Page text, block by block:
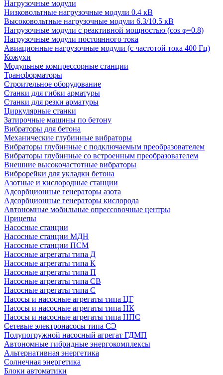
Нагрузочные модули
Низковольтные нагрузочные модули 0.4 кВ
Высоковольтные нагрузочные модули 6.3/10.5 кВ
Нагрузочные модули с реактивной мощностью (cos φ=0.8)
Нагрузочные модули постоянного тока
Авиационные нагрузочные модули (с частотой тока 400 Гц)
Кожухи
Модульные компрессорные станции
Трансформаторы
Строительное оборудование
Станки для гибки арматуры
Станки для резки арматуры
Циркулярные станки
Затирочные машины по бетону
Вибраторы для бетона
Механические глубинные вибраторы
Вибраторы глубинные с подключаемым преобразователем
Вибраторы глубинные со встроенным преобразователем
Внешние высокочастотные вибраторы
Виброрейки для укладки бетона
Азотные и кислородные станции
Адсорбционные генераторы азота
Адсорбционные генераторы кислорода
Автономные мобильные опрессовочные центры
Прицепы
Насосные станции
Насосные станции МДН
Насосные станции ПСМ
Насосные агрегаты типа Д
Насосные агрегаты типа К
Насосные агрегаты типа П
Насосные агрегаты типа СВ
Насосные агрегаты типа С
Насосы и насосные агрегаты типа ЦГ
Насосы и насосные агрегаты типа НК
Насосы и насосные агрегаты типа НПС
Сетевые электронасосы типа СЭ
Полупогружной насосный агрегат ГДМП
Автономные гибридные энергокомплексы
Альтернативная энергетика
Солнечная энергетика
Блоки автоматики